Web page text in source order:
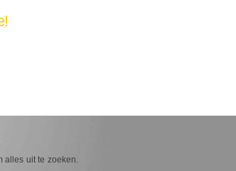
alles uit te zoeken.